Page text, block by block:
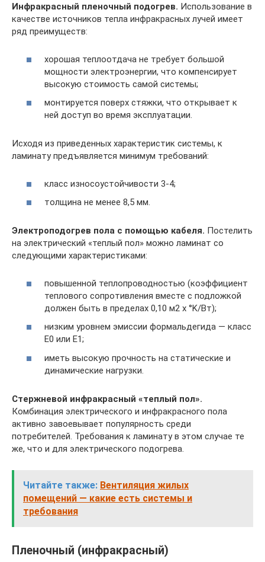
Инфракрасный пленочный подогрев. Использование в
качестве источников тепла инфракрасных лучей имеет
ряд преимуществ:
хорошая теплоотдача не требует большой
мощности электроэнергии, что компенсирует
высокую стоимость самой системы;
монтируется поверх стяжки, что открывает к
ней доступ во время эксплуатации.
Исходя из приведенных характеристик системы, к
ламинату предъявляется минимум требований:
класс износоустойчивости 3-4;
толщина не менее 8,5 мм.
Электроподогрев пола с помощью кабеля. Постелить
на электрический «теплый пол» можно ламинат со
следующими характеристиками:
повышенной теплопроводностью (коэффициент
теплового сопротивления вместе с подложкой
должен быть в пределах 0,10 м2 х °K/Вт);
низким уровнем эмиссии формальдегида — класс
Е0 или Е1;
иметь высокую прочность на статические и
динамические нагрузки.
Стержневой инфракрасный «теплый пол».
Комбинация электрического и инфракрасного пола
активно завоевывает популярность среди
потребителей. Требования к ламинату в этом случае те
же, что и для электрического подогрева.
Читайте также: Вентиляция жилых
помещений — какие есть системы и
требования
Пленочный (инфракрасный)